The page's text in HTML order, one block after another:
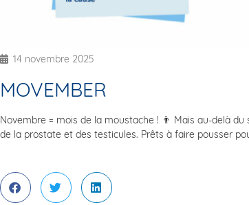
14 novembre 2025
MOVEMBER
Novembre = mois de la moustache ! 👨 Mais au-delà
de la prostate et des testicules. Prêts à faire pousser